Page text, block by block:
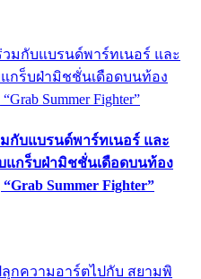
กับแบรนด์พาร์ทเนอร์ และ
แกร็บฝ่ามิชชั่นเดือดบนท้อง
Summer Fighter”